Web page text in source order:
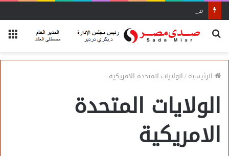
محاضرة مفتي الجمهورية «مسك ختام» فعاليات الفوج الأول
بحث
الرئيسية/الولايات المتحدة الامريكية
الولايات المتحدة
الامريكية